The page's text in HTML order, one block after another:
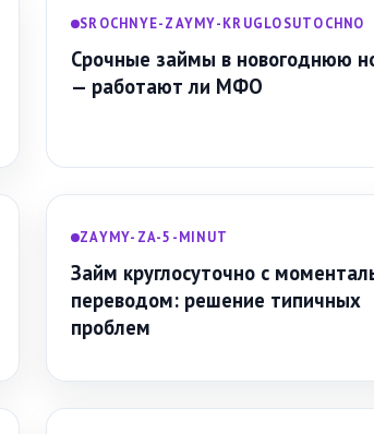
SROCHNYE-ZAYMY-KRUGLOSUTOCHNO
Срочные займы в новогоднюю
— работают ли МФО
ZAYMY-ZA-5-MINUT
Займ круглосуточно с
переводом: решение типичных
проблем